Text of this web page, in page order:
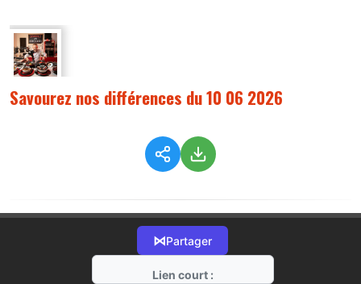
Savourez nos différences du 10 06 2026
⋈Partager
Lien court :